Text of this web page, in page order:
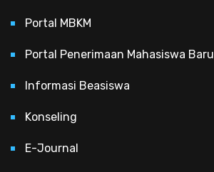
Portal MBKM
Portal Penerimaan Mahasiswa Baru
Informasi Beasiswa
Konseling
E-Journal